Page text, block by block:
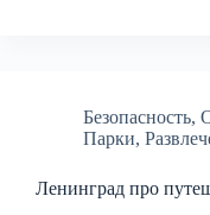
Безопасность,
Парки,
Ленинград про